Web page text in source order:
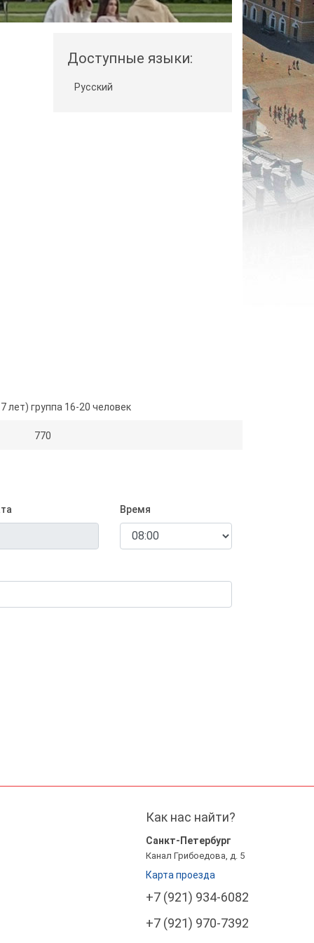
Доступные языки:
Русский
лет) группа 16-20 человек
770
Время
Как нас найти?
Санкт-Петербург
Канал Грибоедова, д. 5
Карта проезда
+7 (921) 934-6082
+7 (921) 970-7392